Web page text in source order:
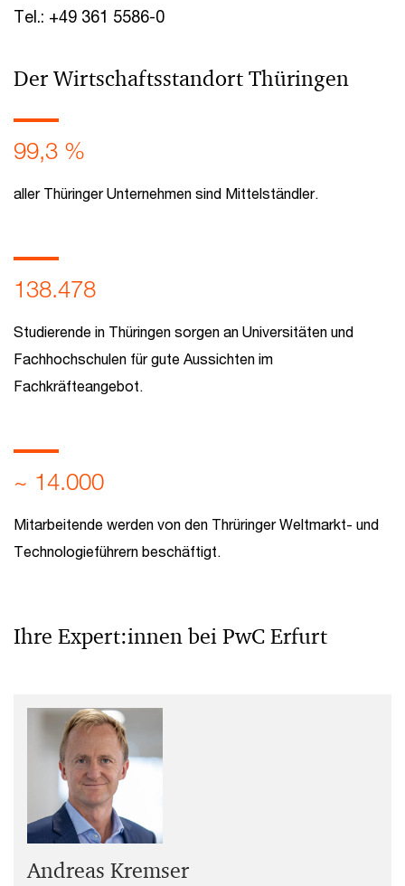
Tel.: +49 361 5586-0
Der Wirtschaftsstandort Thüringen
99,3 %
aller Thüringer Unternehmen sind Mittelständler.
138.478
Studierende in Thüringen sorgen an Universitäten und
Fachhochschulen für gute Aussichten im
Fachkräfteangebot.
~ 14.000
Mitarbeitende werden von den Thrüringer Weltmarkt- und
Technologieführern beschäftigt.
­Ihre Expert:innen bei PwC Erfurt
Andreas Kremser